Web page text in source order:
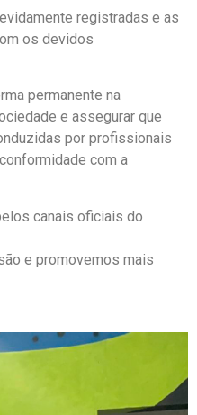
registradas e as
os devidos
permanente na
e assegurar que
por profissionais
com a
canais oficiais do
e promovemos mais